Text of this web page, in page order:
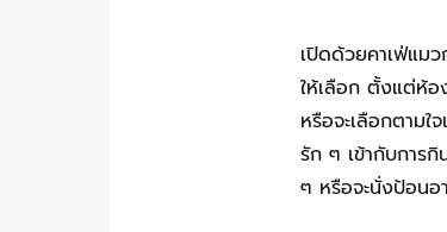
เปิดด้วยคาเฟ่แม
ให้เลือก ตั้งแต่ห้อ
หรือจะเลือกตามใ
รัก ๆ เข้ากับการ
ๆ หรือจะนั่งป้อนอ